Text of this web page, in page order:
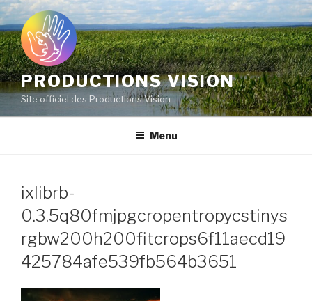
Aller
au
contenu
principal
PRODUCTIONS VISION
Site officiel des Productions Vision
Menu
ixlibrb-
0.3.5q80fmjpgcropentropycstinys
rgbw200h200fitcrops6f11aecd19
425784afe539fb564b3651